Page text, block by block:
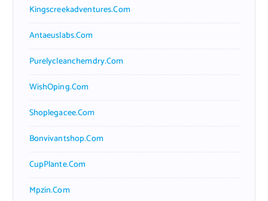
Kingscreekadventures.com
Antaeuslabs.com
Purelycleanchemdry.com
WishOping.com
Shoplegacee.com
Bonvivantshop.com
CupPlante.com
Mpzin.com